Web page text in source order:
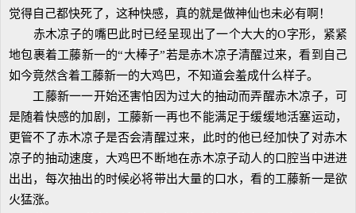
觉得自己都快死了，这种快感，真的就是做神仙也未必有啊！
赤木凉子的嘴巴此时已经呈现出了一个大大的O字形，紧紧
地包裹着工藤新一的“大棒子”若是赤木凉子清醒过来，看到自己
如今竟然含着工藤新一的大鸡巴，不知道会羞成什么样子。
工藤新一一开始还害怕因为过大的抽动而弄醒赤木凉子，可
是随着快感的加剧，工藤新一再也不能满足于缓缓地活塞运动，
更管不了赤木凉子是否会清醒过来，此时的他已经加快了对赤木
凉子的抽动速度，大鸡巴不断地在赤木凉子动人的口腔当中进进
出出，每次抽出的时候必将带出大量的口水，看的工藤新一是欲
火猛涨。